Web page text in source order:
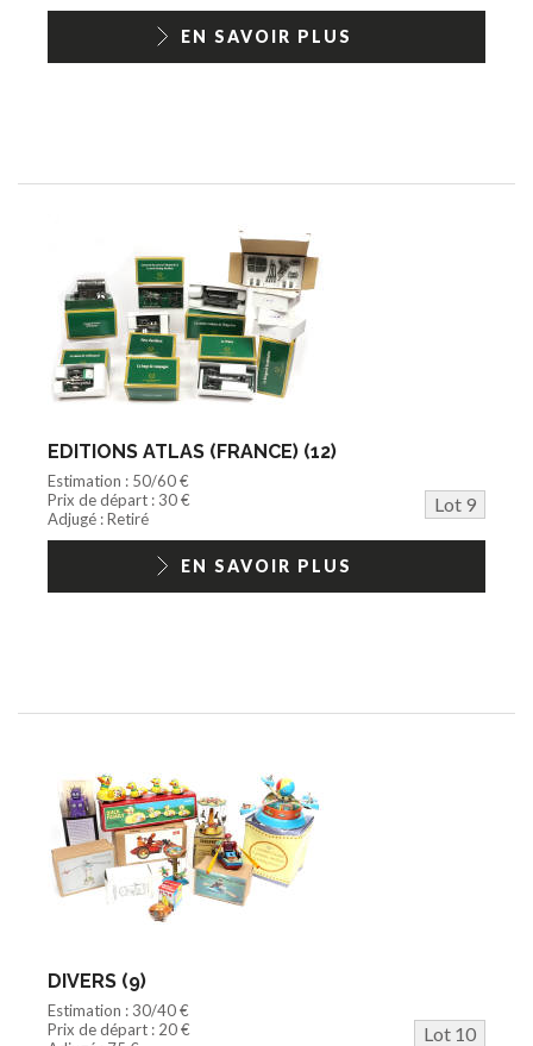
EN SAVOIR PLUS
EDITIONS ATLAS (FRANCE) (12)
Estimation : 50/60 €
Prix de départ : 30 €
Lot 9
Adjugé : Retiré
EN SAVOIR PLUS
DIVERS (9)
Estimation : 30/40 €
Prix de départ : 20 €
Lot 10